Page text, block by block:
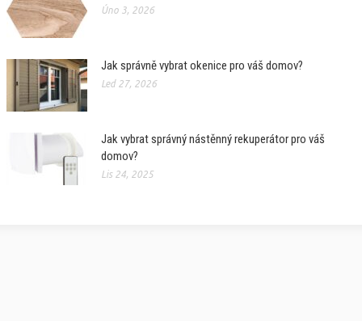
Úno 3, 2026
Jak správně vybrat okenice pro váš domov?
Led 27, 2026
Jak vybrat správný nástěnný rekuperátor pro váš
domov?
Lis 24, 2025